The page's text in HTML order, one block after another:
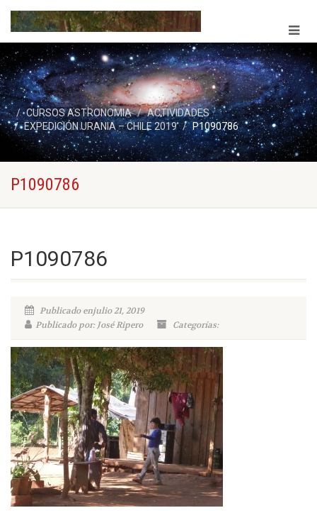
CURSOS ASTRONOMIA
ACTIVIDADES
EXPEDICIÓN URANIA – CHILE 2019
P1090786
P1090786
P1090786
Publicado enjulio 21, 2019
Publicado por: José Ripero
Categorías: